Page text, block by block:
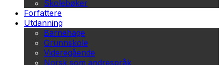
Skolebøker
Forfattere
Utdanning
Barnehage
Grunnskole
Videregående
Norsk som andrespråk